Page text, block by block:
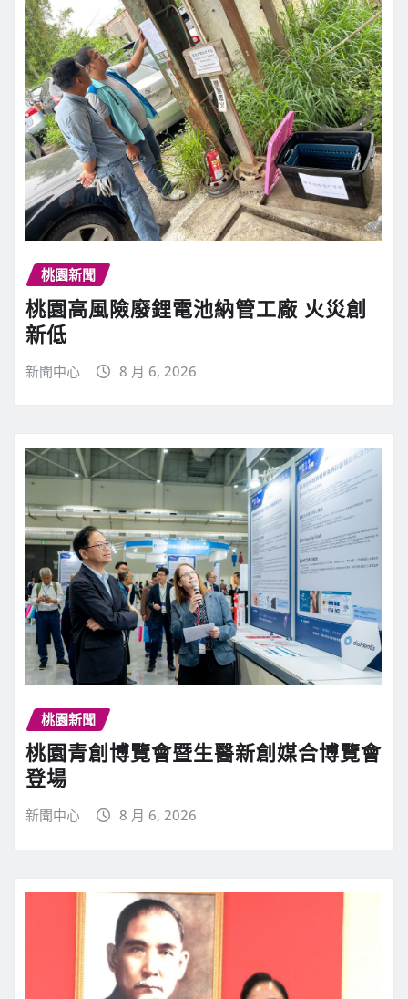
桃園新聞
桃園高風險廢鋰電池納管工廠 火災創
新低
新聞中心 8 月 6, 2026
桃園新聞
桃園青創博覽會暨生醫新創媒合博覽會
登場
新聞中心 8 月 6, 2026